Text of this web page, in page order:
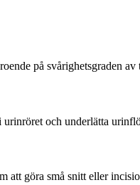
på svårighetsgraden
och underlätta
göra små snitt eller